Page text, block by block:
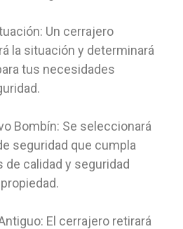
Un cerrajero
la situación y determinará
tus necesidades
Bombín: Se seleccionará
seguridad que cumpla
calidad y seguridad
El cerrajero retirará